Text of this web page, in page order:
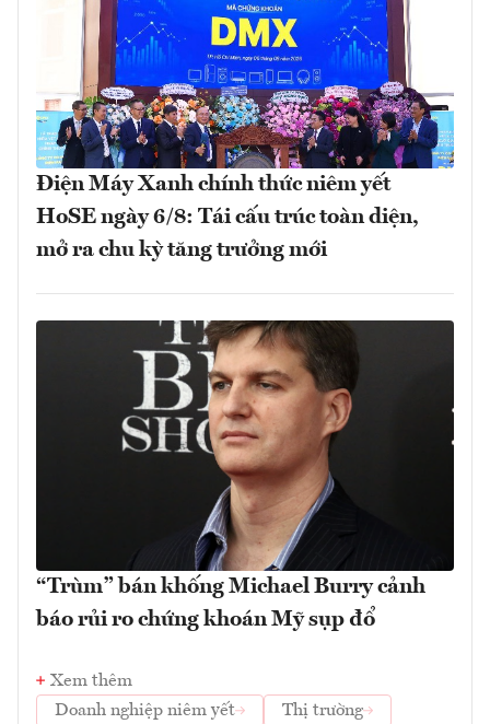
Điện Máy Xanh chính thức niêm yết
HoSE ngày 6/8: Tái cấu trúc toàn diện,
mở ra chu kỳ tăng trưởng mới
“Trùm” bán khống Michael Burry cảnh
báo rủi ro chứng khoán Mỹ sụp đổ
Xem thêm
Doanh nghiệp niêm yết
Thị trường